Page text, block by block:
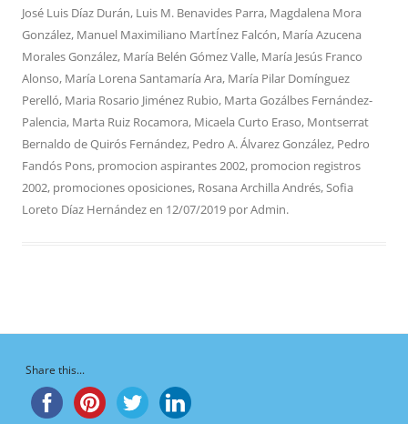
José Luis Díaz Durán, Luis M. Benavides Parra, Magdalena Mora
González, Manuel Maximiliano MartÍnez Falcón, María Azucena
Morales González, María Belén Gómez Valle, María Jesús Franco
Alonso, María Lorena Santamaría Ara, María Pilar Domínguez
Perelló, Maria Rosario Jiménez Rubio, Marta Gozálbes Fernández-
Palencia, Marta Ruiz Rocamora, Micaela Curto Eraso, Montserrat
Bernaldo de Quirós Fernández, Pedro A. Álvarez González, Pedro
Fandós Pons, promocion aspirantes 2002, promocion registros
2002, promociones oposiciones, Rosana Archilla Andrés,Sofia
Loreto Díaz Hernándezen 12/07/2019 porAdmin.
Share this...